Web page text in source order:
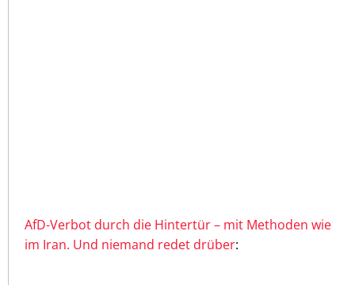
AfD-Verbot durch die Hintertür – mit Methoden wie
im Iran. Und niemand redet drüber: